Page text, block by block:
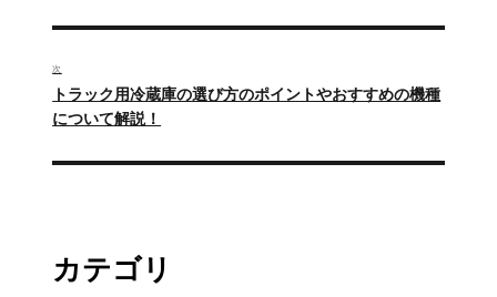
ゲ
ー
シ
の
稿:
次
次
の
稿:
トラック用冷蔵庫の選び方のポイントやおすすめの機種
について解説！
カテゴリ